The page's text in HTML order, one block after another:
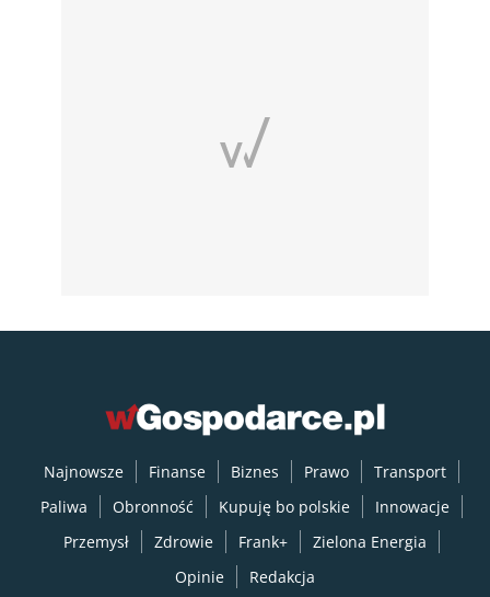
Najnowsze Finanse Biznes Prawo
Transport
Paliwa
Obronność Kupuję bo polskie
Innowacje
Przemysł
Zdrowie Frank+
Zielona Energia
Opinie
Redakcja